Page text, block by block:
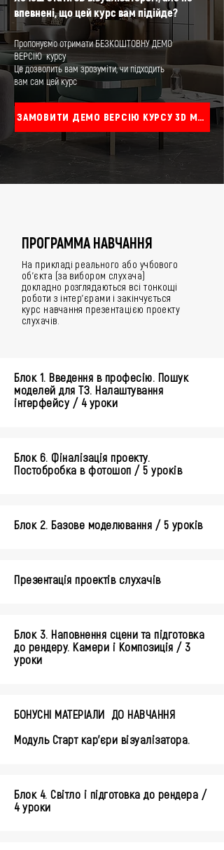
впевнені, що цей курс вам підійде?
Пропонуємо отримати БЕЗКОШТОВНУ ДЕМО
ВЕРСІЮ курсу
Це дозволить вам зрозуміти, чи підходить
вам сам цей курс
ЗАМОВИТИ ДЕМО ВЕРСІЮ КУРСУ 3D MAX
ПРОГРАММА НАВЧАННЯ
На прикладі реального або учбового
об'єкта (за вибором слухача)
докладно розглядаються всі тонкощі
роботи з інтер'єрами і закінчується
курс навчання презентацією проекту
слухачів.
Блок 1. Введення в професію. Пошук
моделей для ТЗ. Налаштування
інтерфейсу / 4 уроки
Блок 6. Фіналізація проекту.
Постобробка в фотошоп / 5 уроків
Блок 2. Базове моделювання / 5 уроків
Презентація проектів слухачів
Блок 3. Наповнення сцени та підготовка
до рендеру. Камери і Композиція / 3
уроки
БОНУСНІ МАТЕРІАЛИ ДО НАВЧАННЯ
Модуль Старт кар’єри візуалізатора.
Блок 4. Світло і підготовка до рендера /
4 уроки